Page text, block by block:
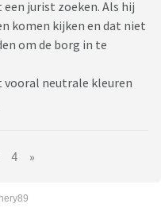
jurist zoeken. Als hij
komen kijken en dat niet
om de borg in te
vooral neutrale kleuren
4 »